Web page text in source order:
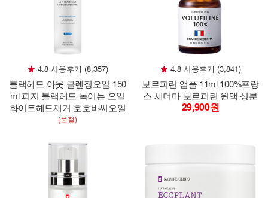
4.8 사용후기 (8,357)
블랙헤드 아웃 클렌징오일 150
ml 피지 블랙헤드 녹이는 오일
화이트헤드제거 호호바씨오일
(품절)
4.8 사용후기 (3,841)
보르피린 앰플 11ml 100%프랑
스 세더마 보르피린 원액 성분
29,900원